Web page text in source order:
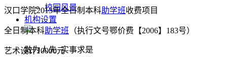
校园风景
机构设置
敢为人先 实事求是
汉口学院2013年全日制本科助学班收费项目
全日制本科助学班 （执行文号鄂价费【2006】183号）
艺术设计10000元